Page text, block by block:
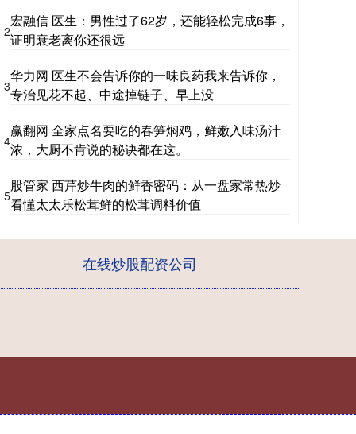
2
宏融信 医生：男性过了62岁，还能轻松完成6事，
证明衰老离你还很远
3
华力网 医生不会告诉你的一味良药我来告诉你，
专治见花不起、中途掉链子、早上没
4
赢翻网 全家点名要吃的春笋焖鸡，鲜嫩入味汤汁
浓，大厨不肯说的秘诀都在这。
5
股管家 西芹炒牛肉的鲜香密码：从一盘家常热炒
看懂太太乐松茸鲜的松茸调料价值
在线炒股配资公司